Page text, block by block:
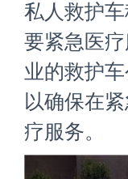
私人救护
要紧急医
业的救护
以确保在
疗服务。